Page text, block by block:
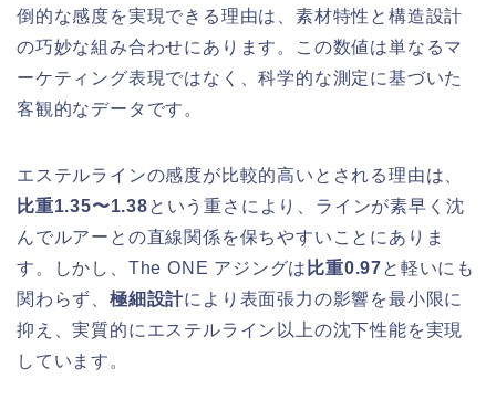
倒的な感度を実現できる理由は、素材特性と構造設計
の巧妙な組み合わせにあります。この数値は単なるマ
ーケティング表現ではなく、科学的な測定に基づいた
客観的なデータです。
エステルラインの感度が比較的高いとされる理由は、
比重1.35〜1.38という重さにより、ラインが素早く沈
んでルアーとの直線関係を保ちやすいことにありま
す。しかし、The ONE アジングは 比重0.97と軽いにも
関わらず、 極細設計により表面張力の影響を最小限に
抑え、実質的にエステルライン以上の沈下性能を実現
しています。